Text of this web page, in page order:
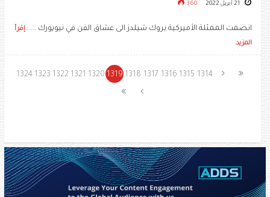
360
انضمت الممثلة الأميركية ​بروك شيلدز​ الى عشاق الفن في نيويورك ..... إقرأ
المزيد
1314
1315
1316
1317
1318
1319
1320
1321
1322
1323
1324